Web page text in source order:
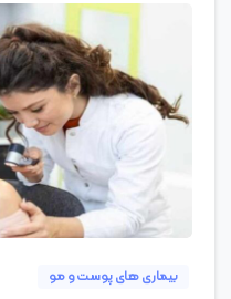
بیماری های پوست و مو